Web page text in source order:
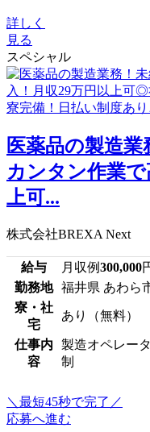
詳しく
見る
スペシャル
医薬品の製造
カンタン作業
上可...
株式会社BREXA Next
給与 月収例300,000
勤務地
福井県 あわら
寮・社
宅
あり（無料）
仕事内
容
製造オペレー
制
＼最短45秒で完了／
応募へ進む